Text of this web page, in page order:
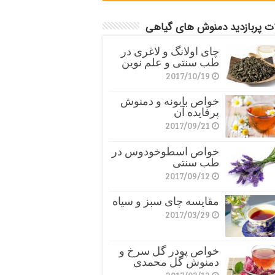
پربازدید دمنوش های گیاهی
چای اولانگ و لاغری در
طب سنتی و علم نوین
2017/10/19
خواص بابونه و دمنوش
پرفایده آن
2017/09/21
خواص اسطوخودوس در
طب سنتی
2017/09/12
مقایسه چای سبز و سیاه
2017/03/29
خواص پودر گل سرخ و
دمنوش گل محمدی